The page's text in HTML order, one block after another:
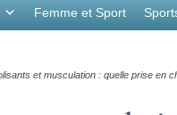
Femme et Sport
et musculation : quelle prise en